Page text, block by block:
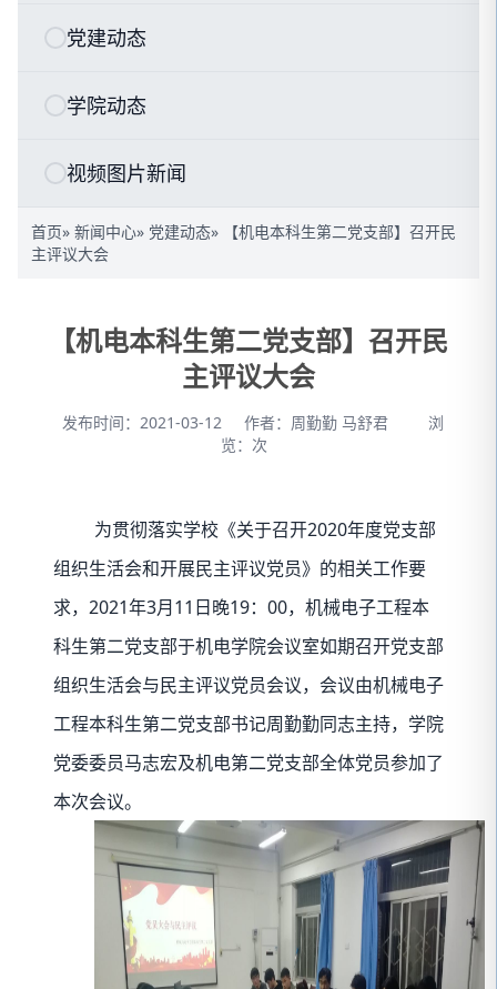
党建动态
学院动态
视频图片新闻
首页» 新闻中心» 党建动态» 【机电本科生第二党支部】召开民
主评议大会
【机电本科生第二党支部】召开民
主评议大会
发布时间：2021-03-12 作者：周勤勤 马舒君
浏
览： 次
为贯彻落实学校《关于召开2020年度党支部
组织生活会和开展民主评议党员》的相关工作要
求，2021年3月11日晚19：00，机械电子工程本
科生第二党支部于机电学院会议室如期召开党支部
组织生活会与民主评议党员会议，会议由机械电子
工程本科生第二党支部书记周勤勤同志主持，学院
党委委员马志宏及机电第二党支部全体党员参加了
本次会议。